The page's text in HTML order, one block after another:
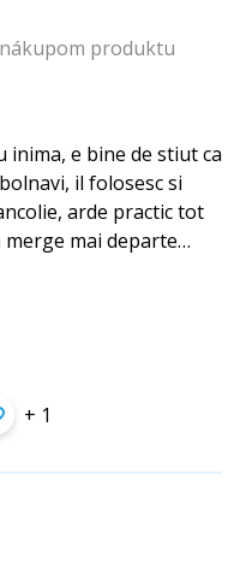
produktu
inima, e bine de stiut ca
il folosesc si
arde practic tot
mai departe…
+ 1